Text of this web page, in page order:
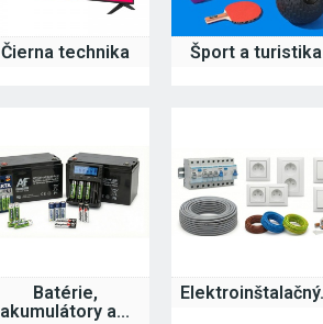
Čierna technika Šport a turistika
Batérie,
akumulátory a...